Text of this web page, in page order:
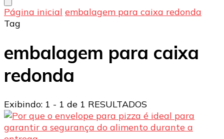
Página inicial embalagem para caixa redonda
Tag
embalagem para caixa
redonda
Exibindo: 1 - 1 de 1 RESULTADOS